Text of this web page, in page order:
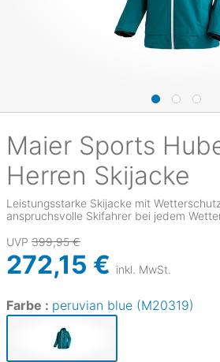
Maier Sports
Herren Skijacke
Leistungsstarke Skijacke mit
anspruchsvolle Skifahrer bei jedem
UVP 399,95 €
272,15 € inkl. MwSt.
Farbe : peruvian blue (M20319)